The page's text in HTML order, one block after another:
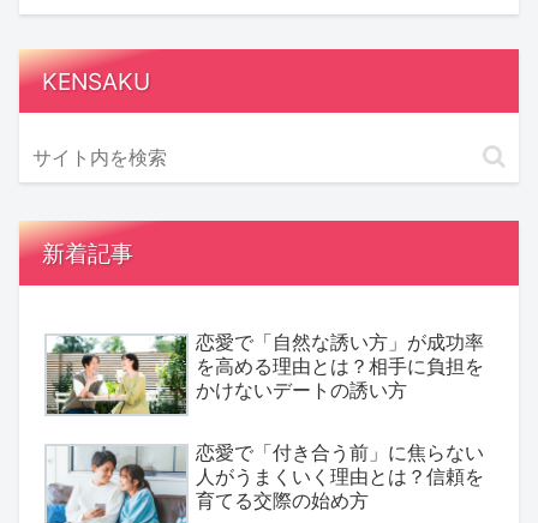
KENSAKU
新着記事
恋愛で「自然な誘い方」が成功率
を高める理由とは？相手に負担を
かけないデートの誘い方
恋愛で「付き合う前」に焦らない
人がうまくいく理由とは？信頼を
育てる交際の始め方